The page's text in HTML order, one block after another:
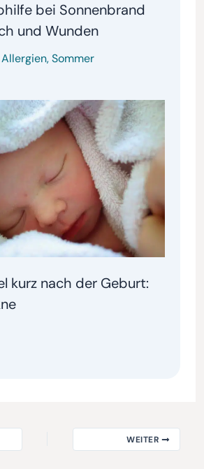
bei Sonnenbrand
und Wunden
Allergien,Sommer
kurz nach der Geburt:
WEITER